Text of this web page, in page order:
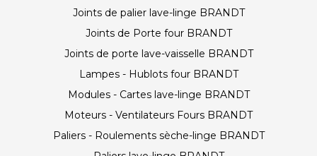
Joints de palier lave-linge BRANDT
Joints de Porte four BRANDT
Joints de porte lave-vaisselle BRANDT
Lampes - Hublots four BRANDT
Modules - Cartes lave-linge BRANDT
Moteurs - Ventilateurs Fours BRANDT
Paliers - Roulements sèche-linge BRANDT